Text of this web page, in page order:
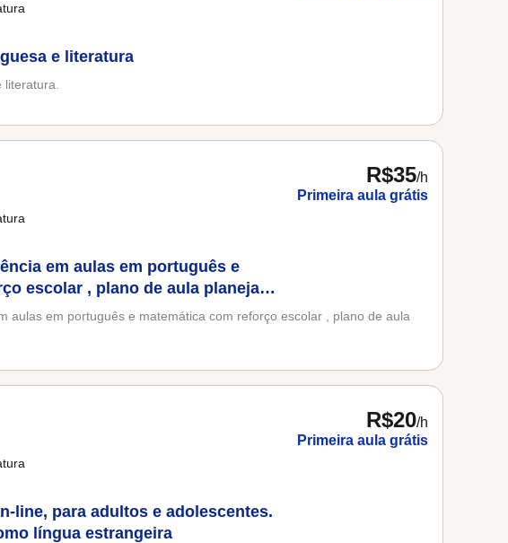
e literatura
R$35/h
Primeira aula grátis
em aulas em português e
escolar , plano de aula planejado
aulas em português e matemática com reforço escolar , plano de aula
R$20/h
Primeira aula grátis
line, para adultos e adolescentes.
língua estrangeira